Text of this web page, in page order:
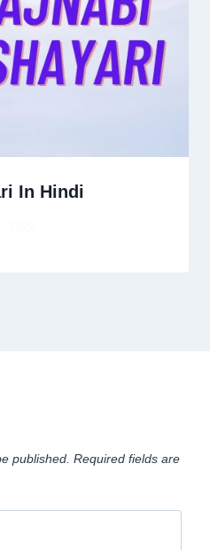
In Hindi
published. Required fields are